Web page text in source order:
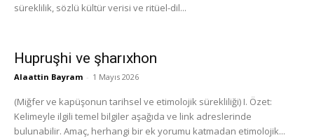
süreklilik, sözlü kültür verisi ve ritüel-dil...
Hupruşhi ve şharıxhon
Alaattin Bayram - 1 Mayıs 2026
(Miğfer ve kapüşonun tarihsel ve etimolojik sürekliliği) I. Özet:
Kelimeyle ilgili temel bilgiler aşağıda ve link adreslerinde
bulunabilir. Amaç, herhangi bir ek yorumu katmadan etimolojik...